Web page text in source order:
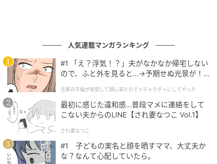
オススメします。内容がすーっと頭に入ってくるの
で、日々の活動が一層充実する知識を得ることができ
そうです。実際にダイエットやエクササイズを始める
よりも、正しい方法を理解する1日にしましょう。
家庭運
「子育てをしながら資格を取ろう！」という気持ちが
湧いてくる日。今できることを整理して、無理のない
人気連載マンガランキング
#1 「え？浮気！？」夫がなかなか帰宅しない
ので、ふと外を見ると…→予期せぬ光景が！
クチャにしてやった
旦那の不倫が発覚して頭に来たのでメチャクチャにしてやった
最初に感じた違和感…普段マメに連絡をして
こない夫からのLINE【され妻なつこ Vol.1】
され妻なつこ
#1 子どもの実名と顔を晒すママ、大丈夫か
な？なんて心配していたら。